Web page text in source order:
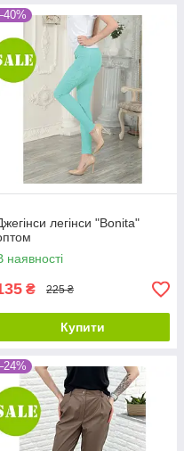
легінси "Bonita"
наявності
₴ 225 ₴
Купити